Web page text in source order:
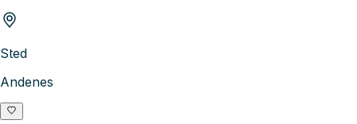
Sted
Andenes